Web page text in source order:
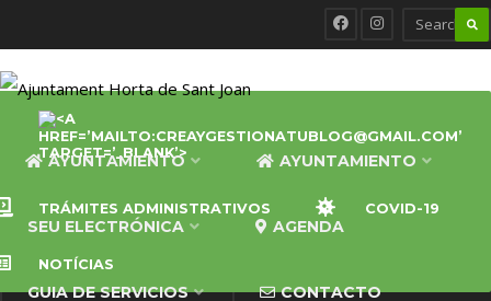
AYUNTAMIENTO AYUNTAMIENTO
SEU ELECTRÓNICA AGENDA
GUIA DE SERVICIOS CONTACTO
TRÁMITES ADMINISTRATIVOS COVID-19
NOTÍCIAS